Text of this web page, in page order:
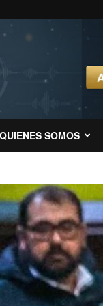
QUIENES SOMOS